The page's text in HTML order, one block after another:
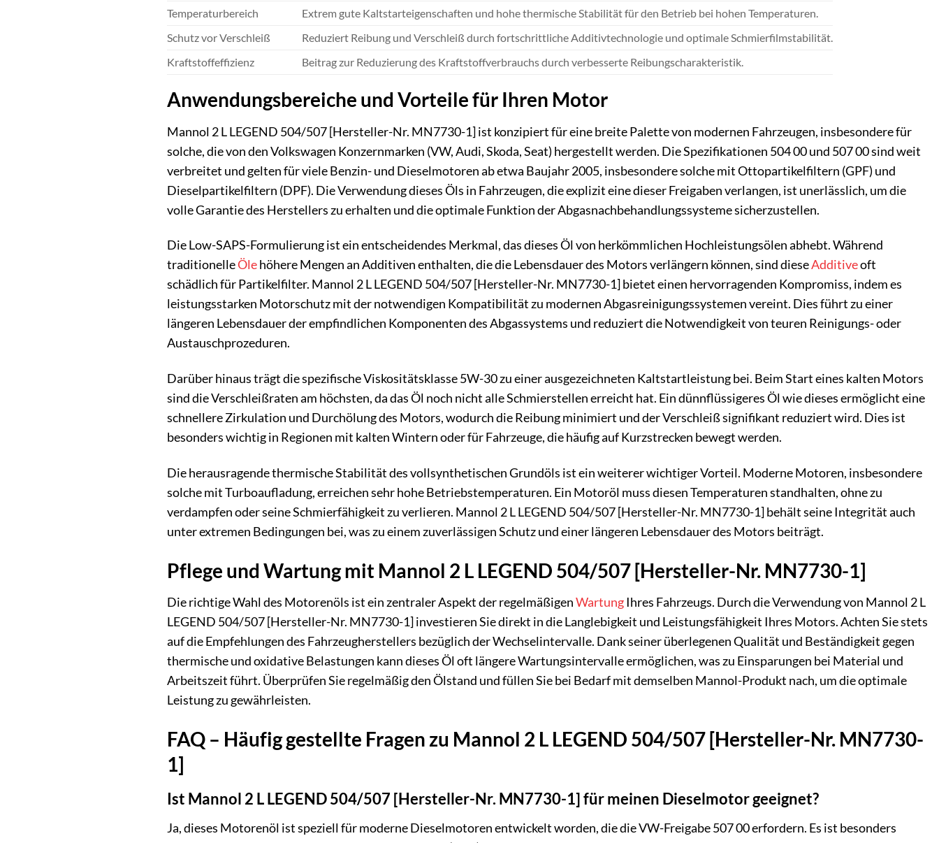
Temperaturbereich
Extrem gute Kaltstarteigenschaften und hohe thermische Stabilität für den Betrieb bei hohen Temperaturen.
Schutz vor Verschleiß
Reduziert Reibung und Verschleiß durch fortschrittliche Additivtechnologie und optimale Schmierfilmstabilität.
Kraftstoffeffizienz
Beitrag zur Reduzierung des Kraftstoffverbrauchs durch verbesserte Reibungscharakteristik.
Anwendungsbereiche und Vorteile für Ihren Motor
Mannol 2 L LEGEND 504/507 [Hersteller-Nr. MN7730-1] ist konzipiert für eine breite Palette von modernen Fahrzeugen, insbesondere für
solche, die von den Volkswagen Konzernmarken (VW, Audi, Skoda, Seat) hergestellt werden. Die Spezifikationen 504 00 und 507 00 sind weit
verbreitet und gelten für viele Benzin- und Dieselmotoren ab etwa Baujahr 2005, insbesondere solche mit Ottopartikelfiltern (GPF) und
Dieselpartikelfiltern (DPF). Die Verwendung dieses Öls in Fahrzeugen, die explizit eine dieser Freigaben verlangen, ist unerlässlich, um die
volle Garantie des Herstellers zu erhalten und die optimale Funktion der Abgasnachbehandlungssysteme sicherzustellen.
Die Low-SAPS-Formulierung ist ein entscheidendes Merkmal, das dieses Öl von herkömmlichen Hochleistungsölen abhebt. Während
traditionelleÖlehöhere Mengen an Additiven enthalten, die die Lebensdauer des Motors verlängern können, sind dieseAdditiveoft
schädlich für Partikelfilter. Mannol 2 L LEGEND 504/507 [Hersteller-Nr. MN7730-1] bietet einen hervorragenden Kompromiss, indem es
leistungsstarken Motorschutz mit der notwendigen Kompatibilität zu modernen Abgasreinigungssystemen vereint. Dies führt zu einer
längeren Lebensdauer der empfindlichen Komponenten des Abgassystems und reduziert die Notwendigkeit von teuren Reinigungs- oder
Austauschprozeduren.
Darüber hinaus trägt die spezifische Viskositätsklasse 5W-30 zu einer ausgezeichneten Kaltstartleistung bei. Beim Start eines kalten Motors
sind die Verschleißraten am höchsten, da das Öl noch nicht alle Schmierstellen erreicht hat. Ein dünnflüssigeres Öl wie dieses ermöglicht eine
schnellere Zirkulation und Durchölung des Motors, wodurch die Reibung minimiert und der Verschleiß signifikant reduziert wird. Dies ist
besonders wichtig in Regionen mit kalten Wintern oder für Fahrzeuge, die häufig auf Kurzstrecken bewegt werden.
Die herausragende thermische Stabilität des vollsynthetischen Grundöls ist ein weiterer wichtiger Vorteil. Moderne Motoren, insbesondere
solche mit Turboaufladung, erreichen sehr hohe Betriebstemperaturen. Ein Motoröl muss diesen Temperaturen standhalten, ohne zu
verdampfen oder seine Schmierfähigkeit zu verlieren. Mannol 2 L LEGEND 504/507 [Hersteller-Nr. MN7730-1] behält seine Integrität auch
unter extremen Bedingungen bei, was zu einem zuverlässigen Schutz und einer längeren Lebensdauer des Motors beiträgt.
Pflege und Wartung mit Mannol 2 L LEGEND 504/507 [Hersteller-Nr. MN7730-1]
Die richtige Wahl des Motorenöls ist ein zentraler Aspekt der regelmäßigenWartungIhres Fahrzeugs. Durch die Verwendung von Mannol 2 L
LEGEND 504/507 [Hersteller-Nr. MN7730-1] investieren Sie direkt in die Langlebigkeit und Leistungsfähigkeit Ihres Motors. Achten Sie stets
auf die Empfehlungen des Fahrzeugherstellers bezüglich der Wechselintervalle. Dank seiner überlegenen Qualität und Beständigkeit gegen
thermische und oxidative Belastungen kann dieses Öl oft längere Wartungsintervalle ermöglichen, was zu Einsparungen bei Material und
Arbeitszeit führt. Überprüfen Sie regelmäßig den Ölstand und füllen Sie bei Bedarf mit demselben Mannol-Produkt nach, um die optimale
Leistung zu gewährleisten.
FAQ – Häufig gestellte Fragen zu Mannol 2 L LEGEND 504/507 [Hersteller-Nr. MN7730-
1]
Ist Mannol 2 L LEGEND 504/507 [Hersteller-Nr. MN7730-1] für meinen Dieselmotor geeignet?
Ja, dieses Motorenöl ist speziell für moderne Dieselmotoren entwickelt worden, die die VW-Freigabe 507 00 erfordern. Es ist besonders